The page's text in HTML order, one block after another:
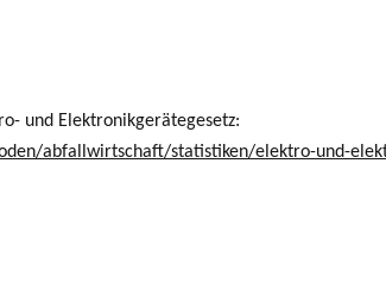
und Elektronikgerätegesetz:
abfallwirtschaft/statistiken/elektro-und-